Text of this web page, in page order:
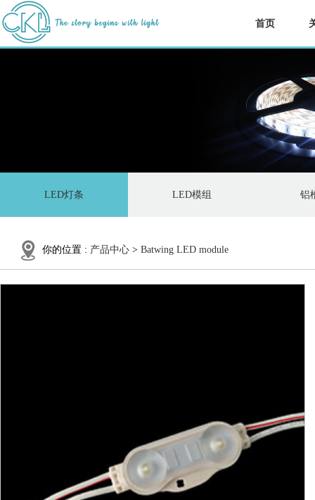
首页
LED灯条 LED模组 铝
你的位置 : 产品中心 > Batwing LED module